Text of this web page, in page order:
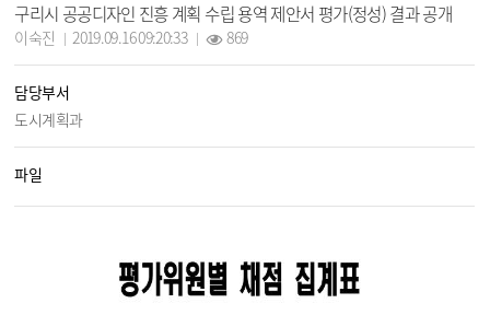
구리시 공공디자인 진흥 계획 수립 용역 제안서 평가(정성) 결과 공개
이숙진 2019.09.16 09:20:33 869
담당부서
도시계획과
파일